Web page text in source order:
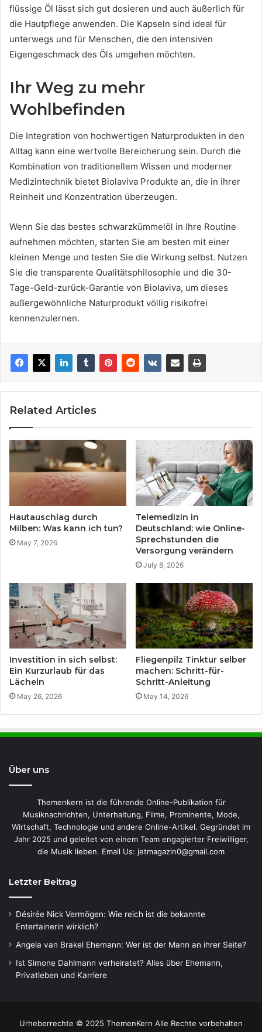
flüssige Öl lässt sich gut dosieren und auch äußerlich für
die Hautpflege anwenden. Die Kapseln sind ideal für
unterwegs und für Menschen, die den intensiven
Eigengeschmack des Öls umgehen möchten.
Ihr Weg zu mehr
Wohlbefinden
Die Integration von hochwertigen Naturprodukten in den
Alltag kann eine wertvolle Bereicherung sein. Durch die
Kombination von traditionellem Wissen und moderner
Medizintechnik bietet Biolaviva Produkte an, die in ihrer
Reinheit und Konzentration überzeugen.
Wenn Sie das bestes schwarzkümmelöl in Ihre Routine
aufnehmen möchten, starten Sie am besten mit einer
kleinen Menge und testen Sie die Wirkung selbst. Nutzen
Sie die transparente Qualitätsphilosophie und die 30-
Tage-Geld-zurück-Garantie von Biolaviva, um dieses
außergewöhnliche Naturprodukt völlig risikofrei
kennenzulernen.
Related Articles
Hautauschlag durch
Milben: Was kann ich tun?
May 7, 2026
Telemedizin in
Deutschland: wie Online-
Sprechstunden die
Versorgung verändern
July 8, 2026
Investition in sich selbst:
Ein Kurzurlaub für das
Lächeln
May 26, 2026
Fliegenpilz Tinktur selber
machen: Schritt-für-
Schritt-Anleitung
May 14, 2026
Über uns
Themenkern ist die führende Online-Publikation für
Musiknachrichten, Unterhaltung, Filme, Prominente, Mode,
Wirtschaft, Technologie und andere Online-Artikel. Gegründet im
Jahr 2025 und geleitet von einem Team engagierter Freiwilliger,
die Musik lieben. Email Us: jetmagazin0@gmail.com
Letzter Beitrag
Désirée Nick Vermögen: Wie reich ist die bekannte
Entertainerin wirklich?
Angela van Brakel Ehemann: Wer ist der Mann an ihrer Seite?
Ist Simone Dahlmann verheiratet? Alles über Ehemann,
Privatleben und Karriere
Urheberrechte © 2025 ThemenKern Alle Rechte vorbehalten